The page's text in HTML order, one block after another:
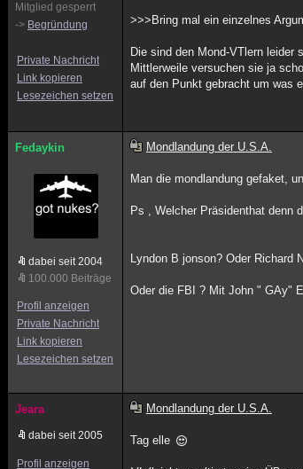
Mitglied gesperrt
-> Begründung
Private Nachricht
Link kopieren
Lesezeichen setzen
>>>Bring mal ein einzelnes
Die sind den Mond-VTlern leider
Mittlerweile versuchen sie ja
auf den Punkt gebracht um was
Fedaykin
dabei seit 2004
100.000 Beiträge
Profil anzeigen
Private Nachricht
Link kopieren
Lesezeichen setzen
Mondlandung der U.S.A.
Man die mondlandung gefaket,
Ps , Welcher Präsidenthat denn
Lyndon B jonson? Oder Richard
Oder die FBI ? Mit John " GAy"
Jeara
dabei seit 2005
Profil anzeigen
Mondlandung der U.S.A.
Tag elle